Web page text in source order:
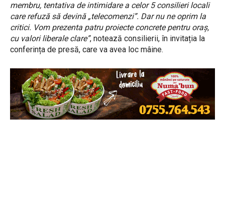
membru, tentativa de intimidare a celor 5 consilieri locali
care refuză să devină „telecomenzi”. Dar nu ne oprim la
critici. Vom prezenta patru proiecte concrete pentru oraș,
cu valori liberale clare”, notează consilierii, în invitația la
conferința de presă, care va avea loc mâine.